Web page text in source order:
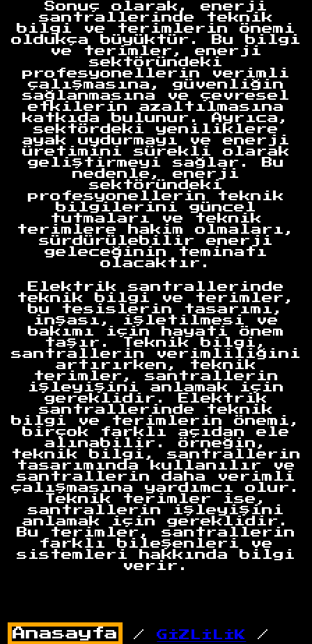
Sonuç olarak, enerji
santrallerinde teknik
bilgi ve terimlerin önemi
oldukça büyüktür. Bu bilgi
ve terimler, enerji
sektöründeki
profesyonellerin verimli
çalışmasına, güvenliğin
sağlanmasına ve çevresel
etkilerin azaltılmasına
katkıda bulunur. Ayrıca,
sektördeki yeniliklere
ayak uydurmayı ve enerji
üretimini sürekli olarak
geliştirmeyi sağlar. Bu
nedenle, enerji
sektöründeki
profesyonellerin teknik
bilgilerini güncel
tutmaları ve teknik
terimlere hakim olmaları,
sürdürülebilir enerji
geleceğinin teminatı
olacaktır.
Elektrik santrallerinde
teknik bilgi ve terimler,
bu tesislerin tasarımı,
inşası, işletilmesi ve
bakımı için hayati önem
taşır. Teknik bilgi,
santrallerin verimliliğini
artırırken, teknik
terimler, santrallerin
işleyişini anlamak için
gereklidir. Elektrik
santrallerinde teknik
bilgi ve terimlerin önemi,
birçok farklı açıdan ele
alınabilir. Örneğin,
teknik bilgi, santrallerin
tasarımında kullanılır ve
santrallerin daha verimli
çalışmasına yardımcı olur.
Teknik terimler ise,
santrallerin işleyişini
anlamak için gereklidir.
Bu terimler, santrallerin
farklı bileşenleri ve
sistemleri hakkında bilgi
verir.
Anasayfa
/ GİZLİLİK /